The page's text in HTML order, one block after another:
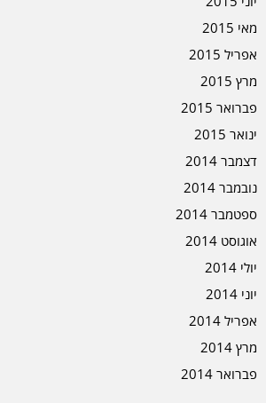
מאי 2015
אפריל 2015
מרץ 2015
פברואר 2015
ינואר 2015
דצמבר 2014
נובמבר 2014
ספטמבר 2014
אוגוסט 2014
יולי 2014
יוני 2014
אפריל 2014
מרץ 2014
פברואר 2014